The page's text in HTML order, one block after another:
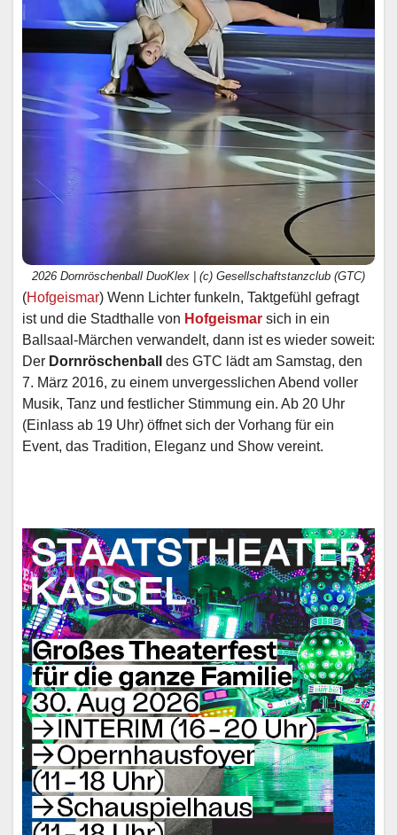
2026 Dornröschenball DuoKlex | (c) Gesellschaftstanzclub (GTC)
(Hofgeismar) Wenn Lichter funkeln, Taktgefühl gefragt
ist und die Stadthalle von Hofgeismar sich in ein
Ballsaal-Märchen verwandelt, dann ist es wieder soweit:
Der Dornröschenball
des GTC lädt am Samstag, den
7. März 2016, zu einem unvergesslichen Abend voller
Musik, Tanz und festlicher Stimmung ein. Ab 20 Uhr
(Einlass ab 19 Uhr) öffnet sich der Vorhang für ein
Event, das Tradition, Eleganz und Show vereint.